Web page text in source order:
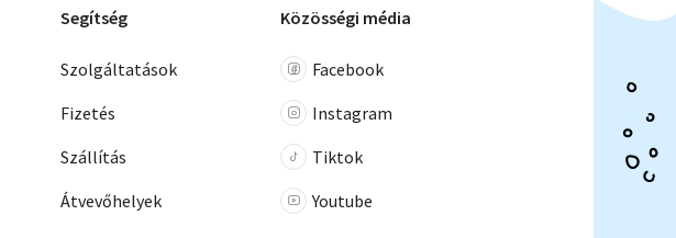
Segítség
Szolgáltatások
Fizetés
Szállítás
Átvevőhelyek
Közösségi média
Facebook
Instagram
Tiktok
Youtube